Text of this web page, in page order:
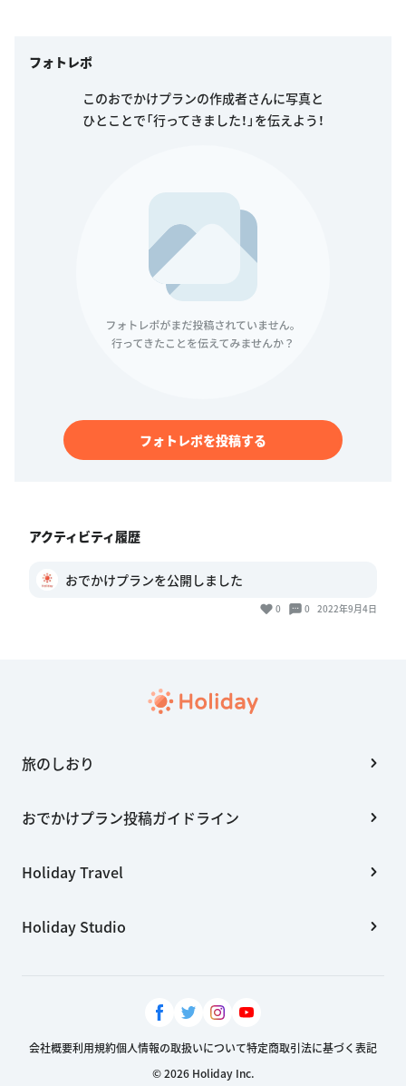
フォトレポ
このおでかけプランの作成者さんに写真と
ひとことで「行ってきました！」を伝えよう！
フォトレポを投稿する
アクティビティ履歴
おでかけプランを公開しました
0 0 2022年9月4日
旅のしおり
おでかけプラン投稿ガイドライン
Holiday Travel
Holiday Studio
会社概要利用規約個人情報の取扱いについて特定商取引法に基づく表記
© 2026 Holiday Inc.